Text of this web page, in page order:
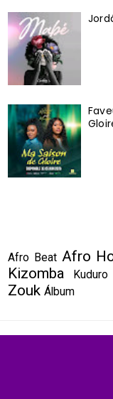
Afro Beat Afro
Kizomba Kuduro
Zouk Álbum